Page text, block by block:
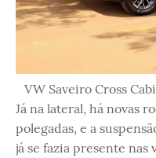
VW Saveiro Cross
Já na lateral, há novas
polegadas, e a
já se fazia presente nas